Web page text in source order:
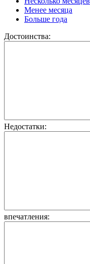
Менее месяца
Больше года
Достоинства:
Недостатки:
впечатления: